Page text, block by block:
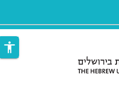
accessibility